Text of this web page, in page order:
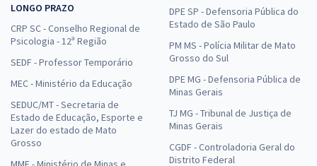
LONGO PRAZO
CRP SC - Conselho Regional de
Psicologia - 12ª Região
SEDF - Professor Temporário
MEC - Ministério da Educação
SEDUC/MT - Secretaria de
Estado de Educação, Esporte e
Lazer do estado de Mato
Grosso
DPE SP - Defensoria Pública do
Estado de São Paulo
PM MS - Polícia Militar de Mato
Grosso do Sul
DPE MG - Defensoria Pública de
Minas Gerais
TJ MG - Tribunal de Justiça de
Minas Gerais
CGDF - Controladoria Geral do
Distrito Federal